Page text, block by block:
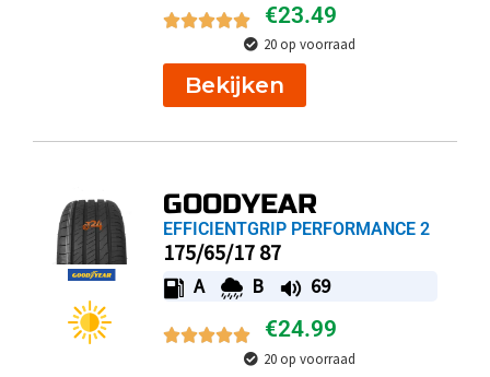
€23.49
20 op voorraad
Bekijken
GOODYEAR
EFFICIENTGRIP PERFORMANCE 2
175/65/17 87
A B 69
€24.99
20 op voorraad